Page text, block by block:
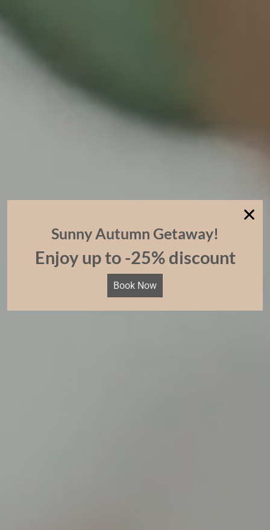
✕
Sunny Autumn Getaway!
Enjoy up to -25% discount
Book Now